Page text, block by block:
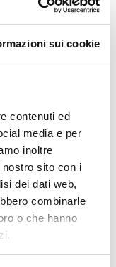
sui cookie
contenuti ed
media e per
inoltre
sito con i
dei dati web,
combinarle
o che hanno
umani
sui temi dei
Attraverso un
politiche e
dei diritti umani
sicurezza e
affronta
alla salute fisica,